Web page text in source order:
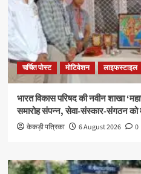
चर्चित पोस्ट मोटिवेशन लाइफस्टाइल
भारत विकास परिषद की नवीन शाखा
समारोह संपन्न, सेवा-संस्कार-संगठन
केकड़ी पत्रिका 6 August 2026 0